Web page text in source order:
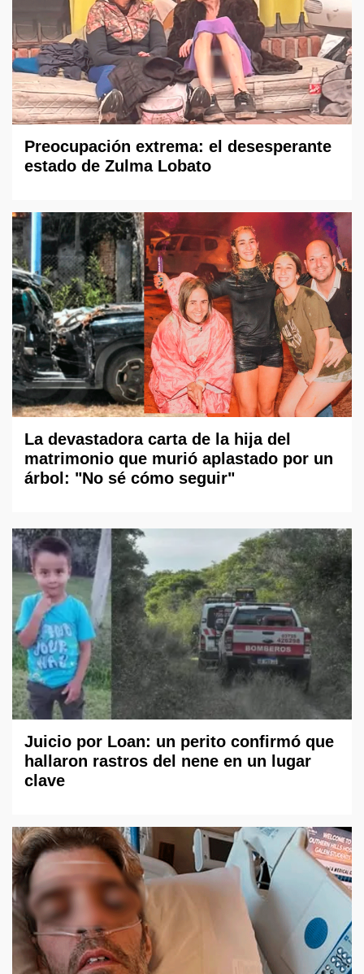
Preocupación extrema: el desesperante
estado de Zulma Lobato
La devastadora carta de la hija del
matrimonio que murió aplastado por un
árbol: "No sé cómo seguir"
Juicio por Loan: un perito confirmó que
hallaron rastros del nene en un lugar
clave